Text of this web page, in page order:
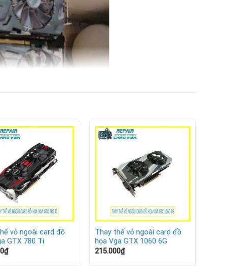
đồ họa ưa chuộng nhờ hiệu năng ổn định, phù hợp
xuống cấp: bạc màu, trầy xước, ngàm gãy hoặc
vỏ ngoài card đồ
GTX 780 Ti
₫
Thay thế vỏ ngoài card đồ
họa Vga GTX 1060 6G
215.000₫